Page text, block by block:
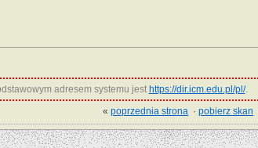
adresem systemu jest https://dir.icm.edu.pl/pl/.
«poprzednia strona ·pobierz skan